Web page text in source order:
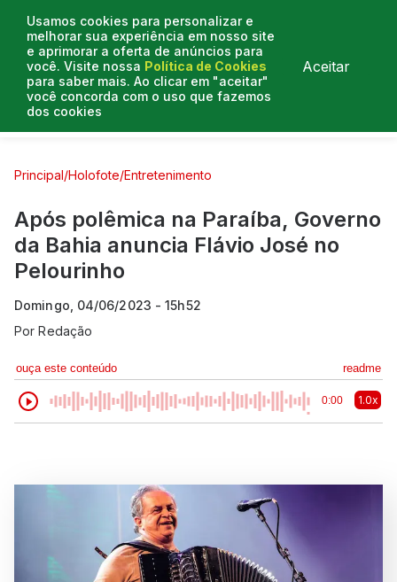
Usamos cookies para personalizar e
melhorar sua experiência em nosso site
e aprimorar a oferta de anúncios para
você. Visite nossa Política de Cookies
para saber mais. Ao clicar em "aceitar"
você concorda com o uso que fazemos
dos cookies
Aceitar
Curtas e Venenosas
Principal/Holofote/Entretenimento
Após polêmica na Paraíba, Governo
da Bahia anuncia Flávio José no
Pelourinho
Domingo, 04/06/2023 - 15h52
PorRedação
ouça este conteúdo readme
0:00 1.0x